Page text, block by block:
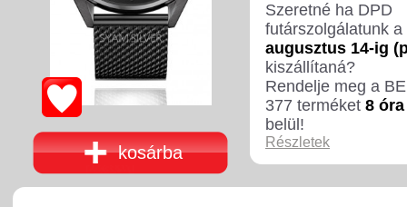
Szeretné ha DPD
futárszolgálatunk a
augusztus 14-ig
kiszállítaná?
Rendelje meg a
377 terméket 8
belül!
Részletek
kosárba